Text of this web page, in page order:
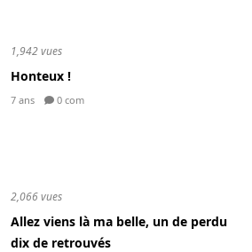
1,942 vues
Honteux !
7 ans 0 com
2,066 vues
Allez viens là ma belle, un de perdu
dix de retrouvés